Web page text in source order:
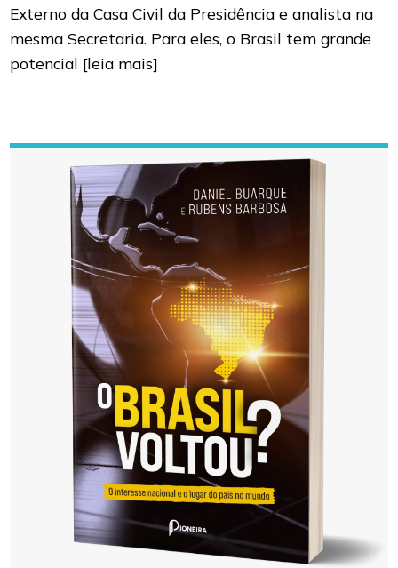
Externo da Casa Civil da Presidência e analista na
mesma Secretaria. Para eles, o Brasil tem grande
potencial [leia mais]